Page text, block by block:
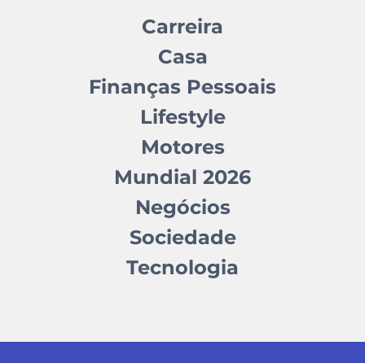
Carreira
Casa
Finanças Pessoais
Lifestyle
Motores
Mundial 2026
Negócios
Sociedade
Tecnologia